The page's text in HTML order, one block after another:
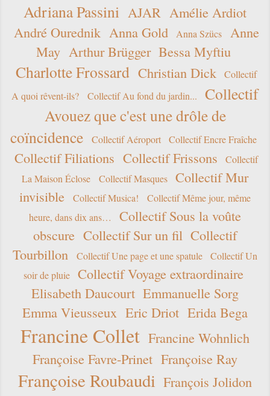
Adriana Passini AJAR Amélie Ardiot
André Ourednik Anna Gold Anna Szücs
Anne
May Arthur Brügger Bessa Myftiu
Charlotte Frossard Christian Dick
Collectif
A quoi rêvent-ils?
Collectif Au fond du jardin...
Collectif
Avouez que c'est une drôle de
coïncidence
Collectif Aéroport Collectif Encre Fraîche
Collectif Filiations Collectif Frissons
Collectif
La Maison Éclose
Collectif Masques
Collectif Mur
invisible
Collectif Musica!
Collectif Même jour, même
heure, dans dix ans…
Collectif Sous la voûte
obscure Collectif Sur un fil Collectif
Tourbillon
Collectif Une page et une spatule
Collectif Un
soir de pluie
Collectif Voyage extraordinaire
Elisabeth Daucourt Emmanuelle Sorg
Emma Vieusseux Eric Driot Erida Bega
Francine Collet Francine Wohnlich
Françoise Favre-Prinet Françoise Ray
Françoise Roubaudi François Jolidon